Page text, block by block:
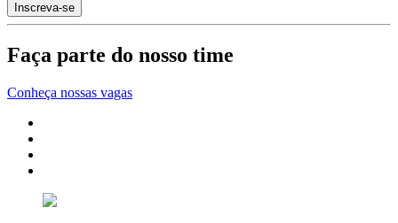
Faça parte do nosso time
Conheça nossas vagas